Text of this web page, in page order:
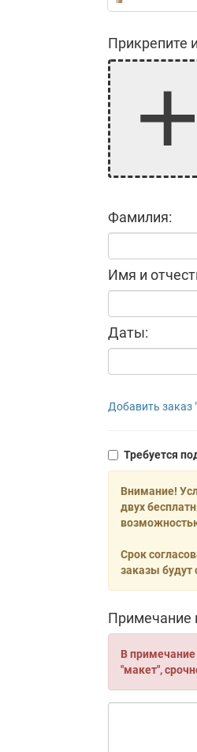
Прикрепите
Фамилия:
Имя и
Даты:
Добавить заказ
Требуется
Внимание!
двух
Срок
заказы
Примечание
В
"макет",